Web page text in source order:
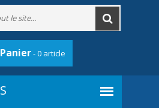
Panier- 0 article